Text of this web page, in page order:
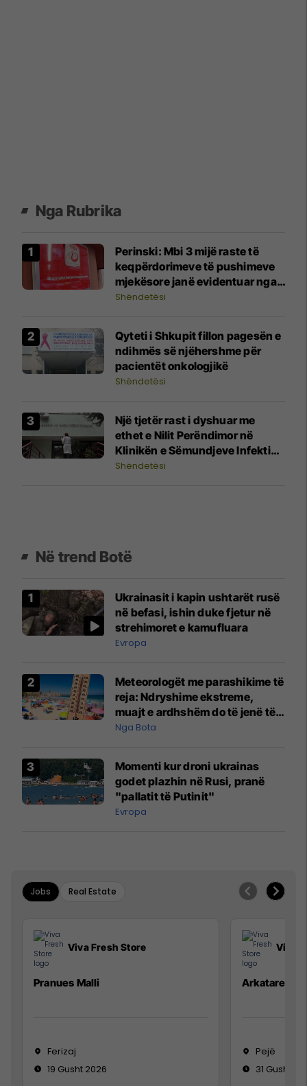
Nga Rubrika
Perinski: Mbi 3 mijë raste të
keqpërdorimeve të pushimeve
mjekësore janë evidentuar nga
Fondi Shëndetësor
Shëndetësi
Qyteti i Shkupit fillon pagesën e
ndihmës së njëhershme për
pacientët onkologjikë
Shëndetësi
Një tjetër rast i dyshuar me
ethet e Nilit Perëndimor në
Klinikën e Sëmundjeve Infektive
në Shkup
Shëndetësi
Në trend Botë
Ukrainasit i kapin ushtarët rusë
në befasi, ishin duke fjetur në
strehimoret e kamufluara
Evropa
Meteorologët me parashikime të
reja: Ndryshime ekstreme,
muajt e ardhshëm do të jenë të
pazakontë
Nga Bota
Momenti kur droni ukrainas
godet plazhin në Rusi, pranë
"pallatit të Putinit"
Evropa
Jobs Real Estate
Viva Fresh Store
Pranues Malli
Ferizaj
19 Gusht 2026
Viva
Arkatare
Pejë
31 Gusht